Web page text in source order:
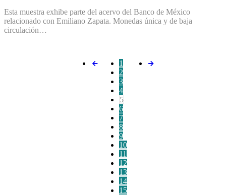
Esta muestra exhibe parte del acervo del Banco de México
relacionado con Emiliano Zapata. Monedas única y de baja
circulación…
1
2
3
4
5
6
7
8
9
10
11
12
13
14
15